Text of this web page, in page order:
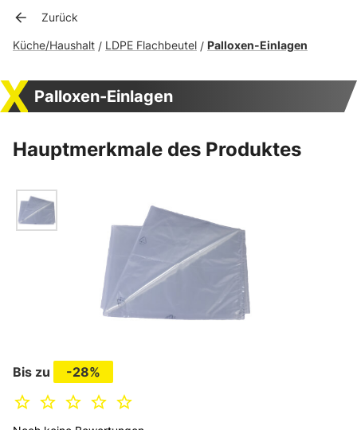
Zurück
Küche/Haushalt / LDPE Flachbeutel / Palloxen-Einlagen
Palloxen-Einlagen
Hauptmerkmale des Produktes
Bis zu -28%